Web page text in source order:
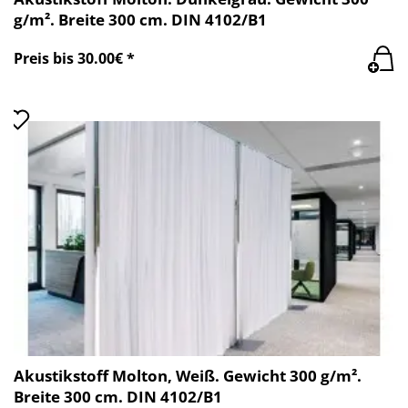
g/m². Breite 300 cm. DIN 4102/B1
Preis bis 30.00€ *
Akustikstoff Molton, Weiß. Gewicht 300 g/m².
Breite 300 cm. DIN 4102/B1